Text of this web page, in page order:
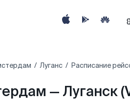
Луганс Расписание
— Луганск